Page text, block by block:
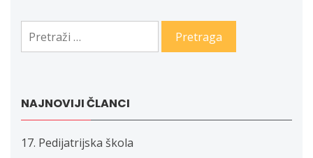
Pretraga:
NAJNOVIJI ČLANCI
17. Pedijatrijska škola